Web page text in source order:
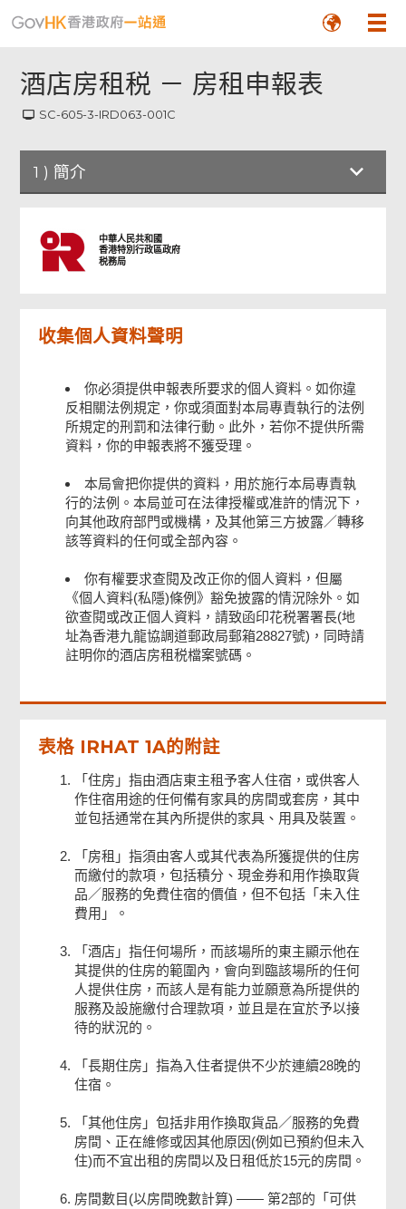
酒店房租税 － 房租申報表
SC-605-3-IRD063-001C
1 ) 簡介
簽名
確認通知書
中華人民共和國
香港特別行政區政府
税務局
收集個人資料聲明
你必須提供申報表所要求的個人資料。如你違
反相關法例規定，你或須面對本局專責執行的法例
所規定的刑罰和法律行動。此外，若你不提供所需
資料，你的申報表將不獲受理。
本局會把你提供的資料，用於施行本局專責執
行的法例。本局並可在法律授權或准許的情況下，
向其他政府部門或機構，及其他第三方披露／轉移
該等資料的任何或全部內容。
你有權要求查閱及改正你的個人資料，但屬
《個人資料(私隱)條例》豁免披露的情況除外。如
欲查閱或改正個人資料，請致函印花税署署長(地
址為香港九龍協調道郵政局郵箱28827號)，同時請
註明你的酒店房租税檔案號碼。
表格 IRHAT 1A的附註
「住房」指由酒店東主租予客人住宿，或供客人
作住宿用途的任何備有家具的房間或套房，其中
並包括通常在其內所提供的家具、用具及裝置。
「房租」指須由客人或其代表為所獲提供的住房
而繳付的款項，包括積分、現金券和用作換取貨
品／服務的免費住宿的價值，但不包括「未入住
費用」。
「酒店」指任何場所，而該場所的東主顯示他在
其提供的住房的範圍內，會向到臨該場所的任何
人提供住房，而該人是有能力並願意為所提供的
服務及設施繳付合理款項，並且是在宜於予以接
待的狀況的。
「長期住房」指為入住者提供不少於連續28晚的
住宿。
「其他住房」包括非用作換取貨品／服務的免費
房間、正在維修或因其他原因(例如已預約但未入
住)而不宜出租的房間以及日租低於15元的房間。
房間數目(以房間晚數計算) —— 第2部的「可供